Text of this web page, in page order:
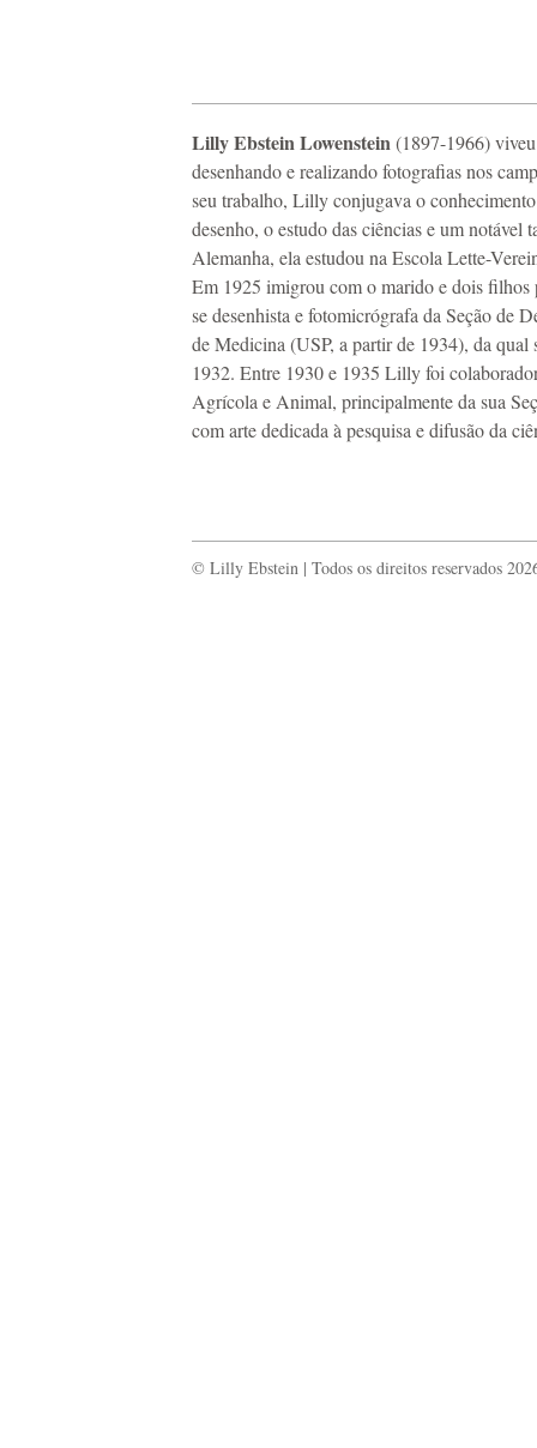
Lilly Ebstein Lowenstein(1897-1966)
desenhando e realizando fotografias nos
seu trabalho, Lilly conjugava o
desenho, o estudo das ciências e um notável
Alemanha, ela estudou na Escola Lette-
Em 1925 imigrou com o marido e dois filhos
se desenhista e fotomicrógrafa da Seção de
de Medicina (USP, a partir de 1934), da qual
1932. Entre 1930 e 1935 Lilly foi
Agrícola e Animal, principalmente da sua
com arte dedicada à pesquisa e difusão da
© Lilly Ebstein | Todos os direitos reservados